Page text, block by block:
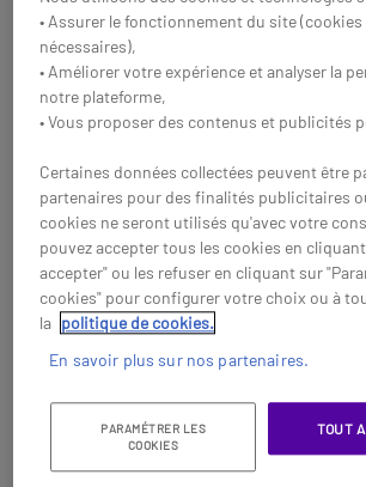
LCN Telco passerelle
Passerelle permettant de relier
un appareil analogique au
réseau mobile 4G, idéale pour
Yeastar
• Assurer le fonctionnement du site
nécessaires),
• Améliorer votre expérience et analyser la
notre plateforme,
• Vous proposer des contenus et publicités
Certaines données collectées peuvent être
partenaires pour des finalités publicitaires
cookies ne seront utilisés qu'avec votre
pouvez accepter tous les cookies en
accepter" ou les refuser en cliquant sur
cookies" pour configurer votre choix ou à
la politique de cookies.
En savoir plus sur nos partenaires.
PARAMÉTRER LES
COOKIES
TOUT